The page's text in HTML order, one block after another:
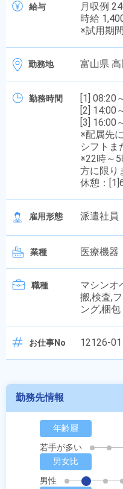
給与
月収例
時給
※試用期
勤務地 富山県
勤務時間
[1] 08:20
[2] 14:00
[3] 16:00
※配属先
シフトま
※22時～
方に限り
休憩：
雇用形態 派遣社員
業種 医療機器
職種
マシンオ
搬,検査,
ング,梱包
お仕事No 12126-01
勤務先情報
年齢層
若手が多い
男女比
男性